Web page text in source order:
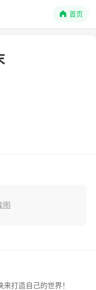
首页
图
打造自己的世界！